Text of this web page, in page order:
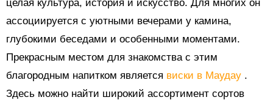
целая культура, история и искусство. Для многих он
ассоциируется с уютными вечерами у камина,
глубокими беседами и особенными моментами.
Прекрасным местом для знакомства с этим
благородным напитком является виски в Маудау .
Здесь можно найти широкий ассортимент сортов